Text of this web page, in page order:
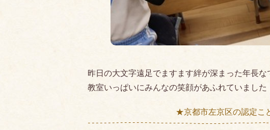
昨日の大文字遠足でますます絆が深まった年長
教室いっぱいにみんなの笑顔があふれていました
★京都市左京区の認定